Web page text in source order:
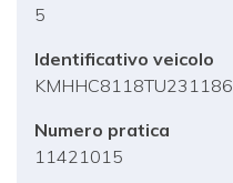
5
Identificativo veicolo
KMHHC8118TU231186
Numero pratica
11421015